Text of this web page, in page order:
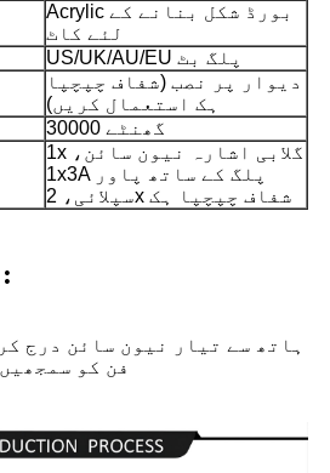
Acrylic بورڈ شکل بنانے کے
لئے کاٹ
US/UK/AU/EU پلگ بٹ
دیوار پر نصب (شفاف چپچپا
ہک استعمال کریں)
30000 گھنٹے
1x گلابی اشارہ نیون سائن،
1x3A پلگ کے ساتھ پاور
سپلائی، 2x شفاف چپچپا ہک
پیداواری عمل:
ہاتھ سے تیار نیون سائن درج
فن کو